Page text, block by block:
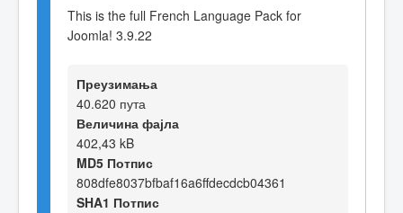
This is the full French Language Pack for
Joomla! 3.9.22
Преузимања
40.620 пута
Величина фајла
402,43 kB
MD5 Потпис
808dfe8037bfbaf16a6ffdecdcb04361
SHA1 Потпис